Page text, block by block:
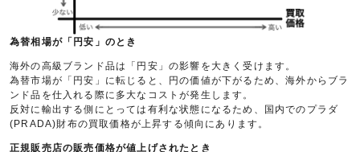
為替相場が「円安」のとき
海外の高級ブランド品は「円安」の影響を大きく受けます。
為替市場が「円安」に転じると、円の価値が下がるため、海外からブラ
ンド品を仕入れる際に多大なコストが発生します。
反対に輸出する側にとっては有利な状態になるため、国内でのプラダ
(PRADA)財布の買取価格が上昇する傾向にあります。
正規販売店の販売価格が値上げされたとき